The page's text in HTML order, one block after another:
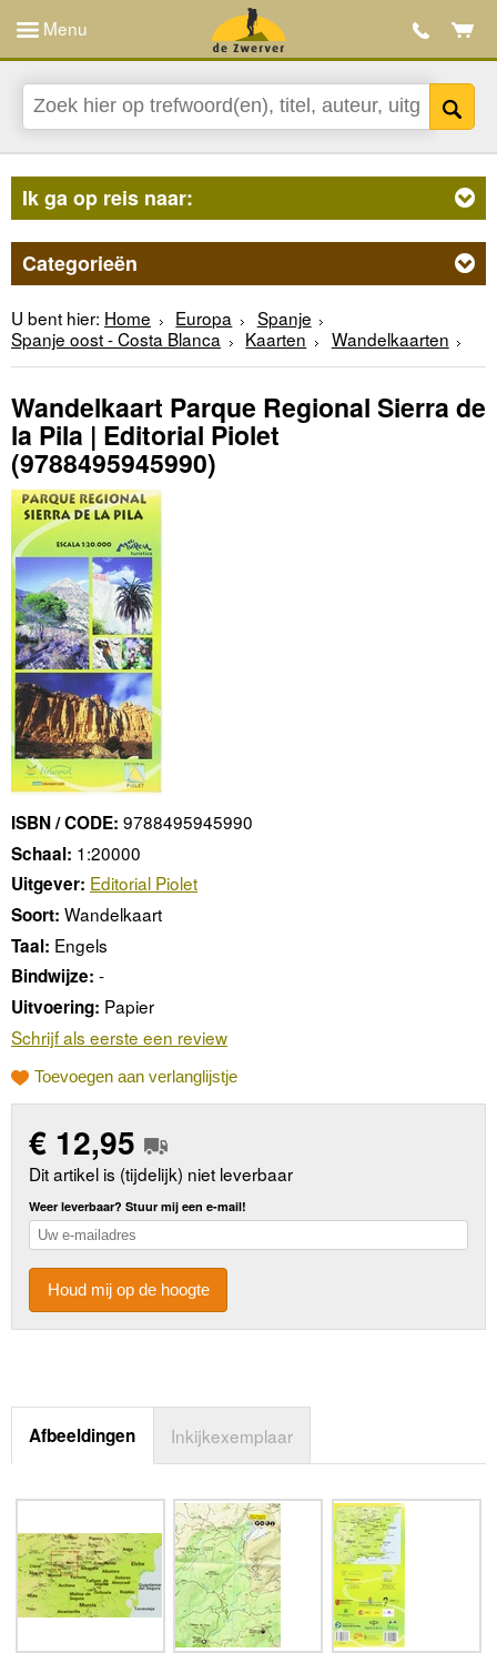
Menu
Ik ga op reis naar:
Categorieën
U bent hier: Home Europa
Spanje
Spanje oost - Costa Blanca
Kaarten Wandelkaarten
Wandelkaart Parque Regional Sierra de
la Pila | Editorial Piolet
(9788495945990)
ISBN / CODE: 9788495945990
Schaal: 1:20000
Uitgever: Editorial Piolet
Soort: Wandelkaart
Taal: Engels
Bindwijze: -
Uitvoering: Papier
Schrijf als eerste een review
Toevoegen aan verlanglijstje
€ 12,95
Dit artikel is (tijdelijk) niet leverbaar
Weer leverbaar? Stuur mij een e-mail!
Houd mij op de hoogte
Afbeeldingen Inkijkexemplaar